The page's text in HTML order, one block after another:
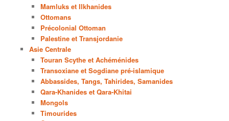
Mamluks et Ilkhanides
Ottomans
Précolonial Ottoman
Palestine et Transjordanie
Asie Centrale
Touran Scythe et Achéménides
Transoxiane et Sogdiane pré-islamique
Abbassides, Tangs, Tahirides, Samanides
Qara-Khanides et Qara-Khitai
Mongols
Timourides